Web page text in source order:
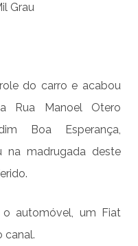
Grau
do carro e acabou
Rua Manoel Otero
Boa Esperança,
na madrugada deste
o automóvel, um Fiat
canal.